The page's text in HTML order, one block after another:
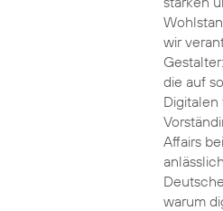
wir
die auf
Digitalen
Affairs
warum